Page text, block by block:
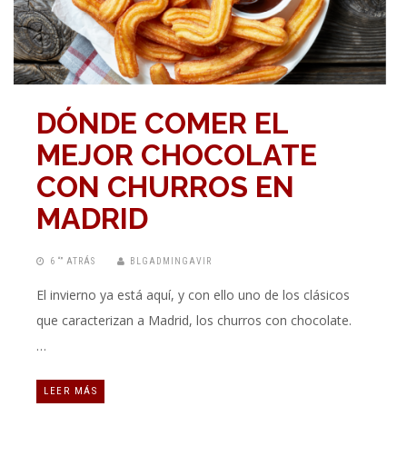
DÓNDE COMER EL
MEJOR CHOCOLATE
CON CHURROS EN
MADRID
6 “” ATRÁS BLGADMINGAVIR
El invierno ya está aquí, y con ello uno de los clásicos
que caracterizan a Madrid, los churros con chocolate.
…
LEER MÁS